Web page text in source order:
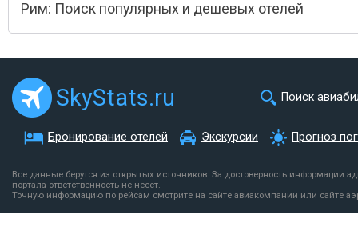
Рим: Поиск популярных и дешевых отелей
SkyStats.ru Поиск
Бронирование отелей Экскурсии Прогноз
Все данные берутся из открытых источников. За достоверность информации
портала ответственность не несет.
Точную информацию по рейсам смотрите на сайте авиакомпании или сайте